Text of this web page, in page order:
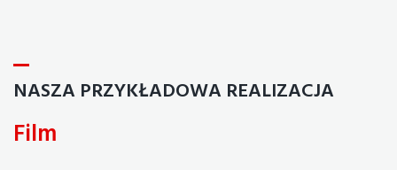
NASZA PRZYKŁADOWA REALIZACJA
Film